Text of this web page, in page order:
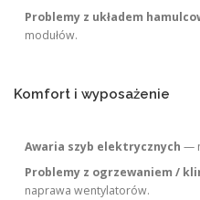
Problemy z układem
modułów.
Komfort i wyposażenie
Awaria szyb elektrycznych —
Problemy z ogrzewaniem /
naprawa wentylatorów.